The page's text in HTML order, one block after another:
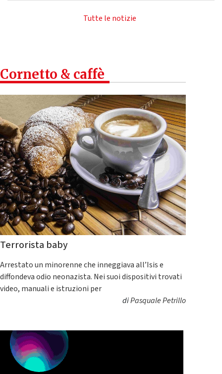
Tutte le notizie
Cornetto & caffè
Terrorista baby
Arrestato un minorenne che inneggiava all’Isis e
diffondeva odio neonazista. Nei suoi dispositivi trovati
video, manuali e istruzioni per
diPasquale Petrillo